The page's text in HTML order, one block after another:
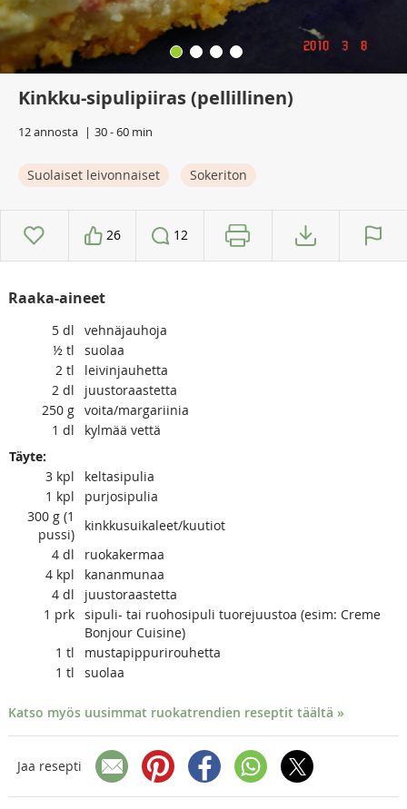
Kinkku-sipulipiiras (pellillinen)
12 annosta 30 - 60 min
Suolaiset leivonnaiset Sokeriton
26 12
Raaka-aineet
5 dl
vehnäjauhoja
½ tl
suolaa
2 tl
leivinjauhetta
2 dl
juustoraastetta
250 g voita/margariinia
1 dl
kylmää vettä
Täyte:
3 kpl
keltasipulia
1 kpl
purjosipulia
300 g (1
pussi)
kinkkusuikaleet/kuutiot
4 dl
ruokakermaa
4 kpl
kananmunaa
4 dl
juustoraastetta
1 prk sipuli- tai ruohosipuli tuorejuustoa (esim: Creme
Bonjour Cuisine)
1 tl
mustapippurirouhetta
1 tl suolaa
Katso myös uusimmat ruokatrendien reseptit täältä »
Jaa resepti